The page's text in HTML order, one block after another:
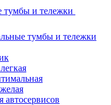
тумбы и тележки
тумбы и тележки
автосервисов